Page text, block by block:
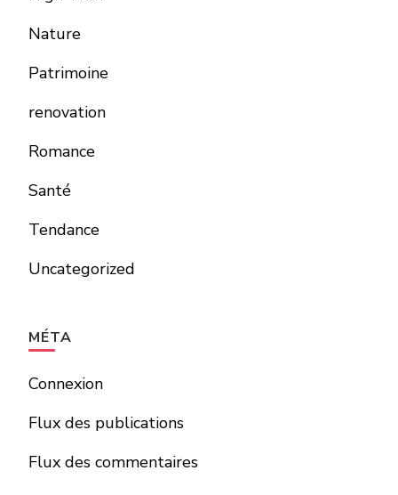
Nature
Patrimoine
renovation
Romance
Santé
Tendance
Uncategorized
MÉTA
Connexion
Flux des publications
Flux des commentaires